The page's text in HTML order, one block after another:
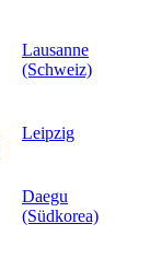
Lausanne
(Schweiz)
Leipzig
Daegu
(Südkorea)